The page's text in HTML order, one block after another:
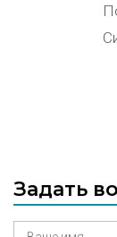
Задать